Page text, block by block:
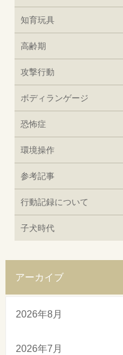
知育玩具
高齢期
攻撃行動
ボディランゲージ
恐怖症
環境操作
参考記事
行動記録について
子犬時代
アーカイブ
2026年8月
2026年7月